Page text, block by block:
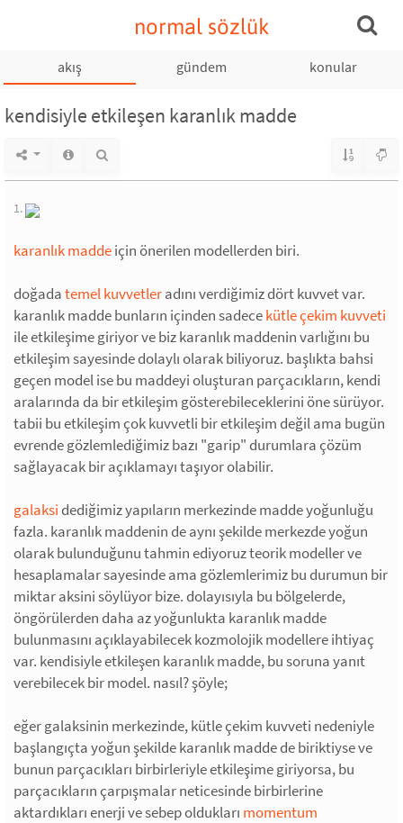
normal sözlük
akış gündem konular
kendisiyle etkileşen karanlık madde
1.
karanlık maddeiçin önerilen modellerden biri.
doğadatemel kuvvetleradını verdiğimiz dört kuvvet var.
karanlık madde bunların içinden sadecekütle çekim kuvveti
ile etkileşime giriyor ve biz karanlık maddenin varlığını bu
etkileşim sayesinde dolaylı olarak biliyoruz. başlıkta bahsi
geçen model ise bu maddeyi oluşturan parçacıkların, kendi
aralarında da bir etkileşim gösterebileceklerini öne sürüyor.
tabii bu etkileşim çok kuvvetli bir etkileşim değil ama bugün
evrende gözlemlediğimiz bazı "garip" durumlara çözüm
sağlayacak bir açıklamayı taşıyor olabilir.
galaksidediğimiz yapıların merkezinde madde yoğunluğu
fazla. karanlık maddenin de aynı şekilde merkezde yoğun
olarak bulunduğunu tahmin ediyoruz teorik modeller ve
hesaplamalar sayesinde ama gözlemlerimiz bu durumun bir
miktar aksini söylüyor bize. dolayısıyla bu bölgelerde,
öngörülerden daha az yoğunlukta karanlık madde
bulunmasını açıklayabilecek kozmolojik modellere ihtiyaç
var. kendisiyle etkileşen karanlık madde, bu soruna yanıt
verebilecek bir model. nasıl? şöyle;
eğer galaksinin merkezinde, kütle çekim kuvveti nedeniyle
başlangıçta yoğun şekilde karanlık madde de biriktiyse ve
bunun parçacıkları birbirleriyle etkileşime giriyorsa, bu
parçacıkların çarpışmalar neticesinde birbirlerine
aktardıkları enerji ve sebep oldukları momentum